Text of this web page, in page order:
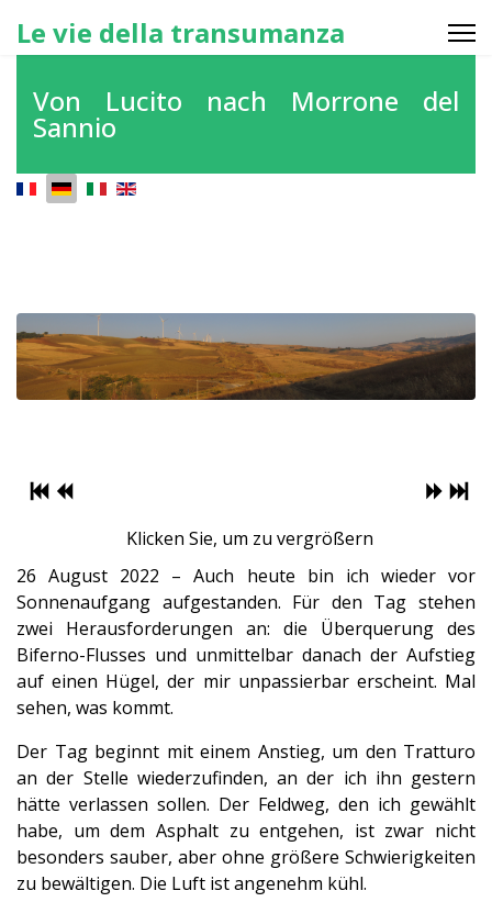
Le vie della transumanza
Von Lucito nach Morrone del
Sannio
Sprache auswählen
Klicken Sie, um zu vergrößern
26 August 2022 – Auch heute bin ich wieder vor
Sonnenaufgang aufgestanden. Für den Tag stehen
zwei Herausforderungen an: die Überquerung des
Biferno-Flusses und unmittelbar danach der Aufstieg
auf einen Hügel, der mir unpassierbar erscheint. Mal
sehen, was kommt.
Der Tag beginnt mit einem Anstieg, um den Tratturo
an der Stelle wiederzufinden, an der ich ihn gestern
hätte verlassen sollen. Der Feldweg, den ich gewählt
habe, um dem Asphalt zu entgehen, ist zwar nicht
besonders sauber, aber ohne größere Schwierigkeiten
zu bewältigen. Die Luft ist angenehm kühl.